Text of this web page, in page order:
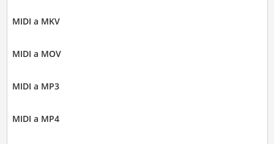
MIDI a MKV
MIDI a MOV
MIDI a MP3
MIDI a MP4